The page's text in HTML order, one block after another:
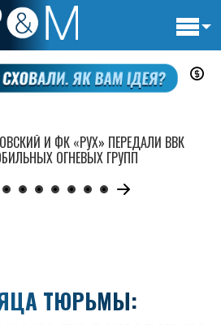
ТЮРЬМЫ:
И ФК «РУХ» ПЕРЕДАЛИ ВВК
ОГНЕВЫХ ГРУПП